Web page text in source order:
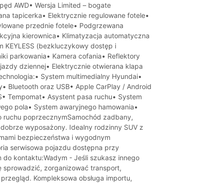
AWD• Wersja Limited – bogate
tapicerka• Elektrycznie regulowane fotele•
przednie fotele• Podgrzewana
kierownica• Klimatyzacja automatyczna
KEYLESS (bezkluczykowy dostęp i
parkowania• Kamera cofania• Reflektory
jazdy dziennej• Elektrycznie otwierana klapa
System multimedialny Hyundai•
Bluetooth oraz USB• Apple CarPlay / Android
Tempomat• Asystent pasa ruchu• System
pola• System awaryjnego hamowania•
ruchu poprzecznymSamochód zadbany,
wyposażony. Idealny rodzinny SUV z
bezpieczeństwa i wygodnym
serwisowa pojazdu dostępna przy
do kontaktu:Wadym - Jeśli szukasz innego
sprowadzić, zorganizować transport,
Kompleksowa obsługa importu,